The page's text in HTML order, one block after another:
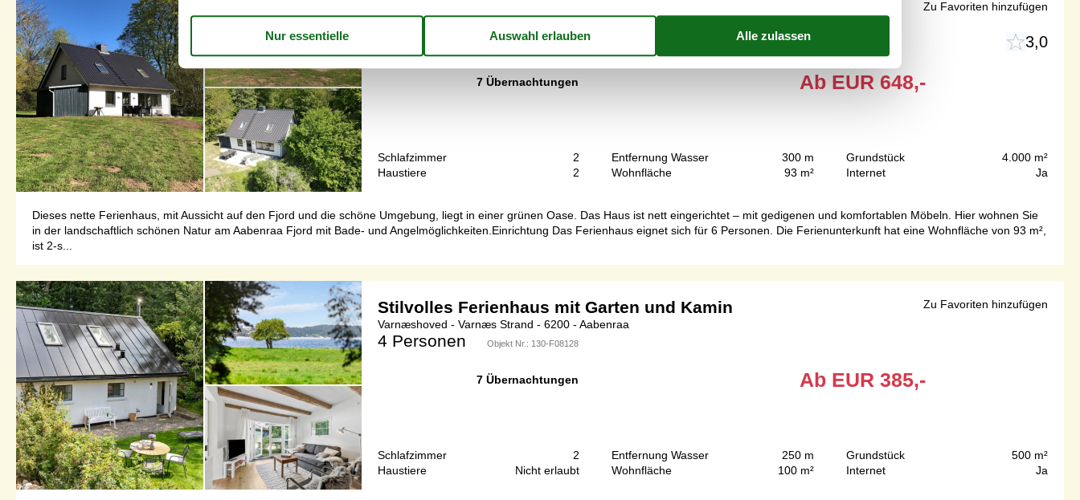
3,0
7 Übernachtungen Ab EUR 648,-
Schlafzimmer
2
Haustiere
2
Entfernung Wasser
300 m
Wohnfläche
93 m²
Grundstück
4.000 m²
Internet
Ja
Dieses nette Ferienhaus, mit Aussicht auf den Fjord und die schöne Umgebung, liegt in einer grünen Oase. Das Haus ist nett eingerichtet – mit gedigenen und komfortablen Möbeln. Hier wohnen Sie
in der landschaftlich schönen Natur am Aabenraa Fjord mit Bade- und Angelmöglichkeiten.Einrichtung Das Ferienhaus eignet sich für 6 Personen. Die Ferienunterkunft hat eine Wohnfläche von 93 m²,
ist 2-s...
Zu Favoriten hinzufügen
Stilvolles Ferienhaus mit Garten und Kamin
Varnæshoved - Varnæs Strand - 6200 - Aabenraa
4 Personen Objekt Nr.: 130-F08128
7 Übernachtungen Ab EUR 385,-
Schlafzimmer
2
Haustiere
Nicht erlaubt
Entfernung Wasser
250 m
Wohnfläche
100 m²
Grundstück
500 m²
Internet
Ja
Zu Favoriten hinzufügen